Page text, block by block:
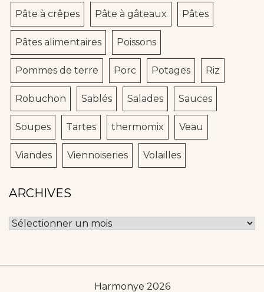
Pâte à crêpes Pâte à gâteaux Pâtes
Pâtes alimentaires Poissons
Pommes de terre Porc Potages Riz
Robuchon Sablés Salades Sauces
Soupes Tartes thermomix Veau
Viandes Viennoiseries Volailles
ARCHIVES
Archives
Harmonye 2026